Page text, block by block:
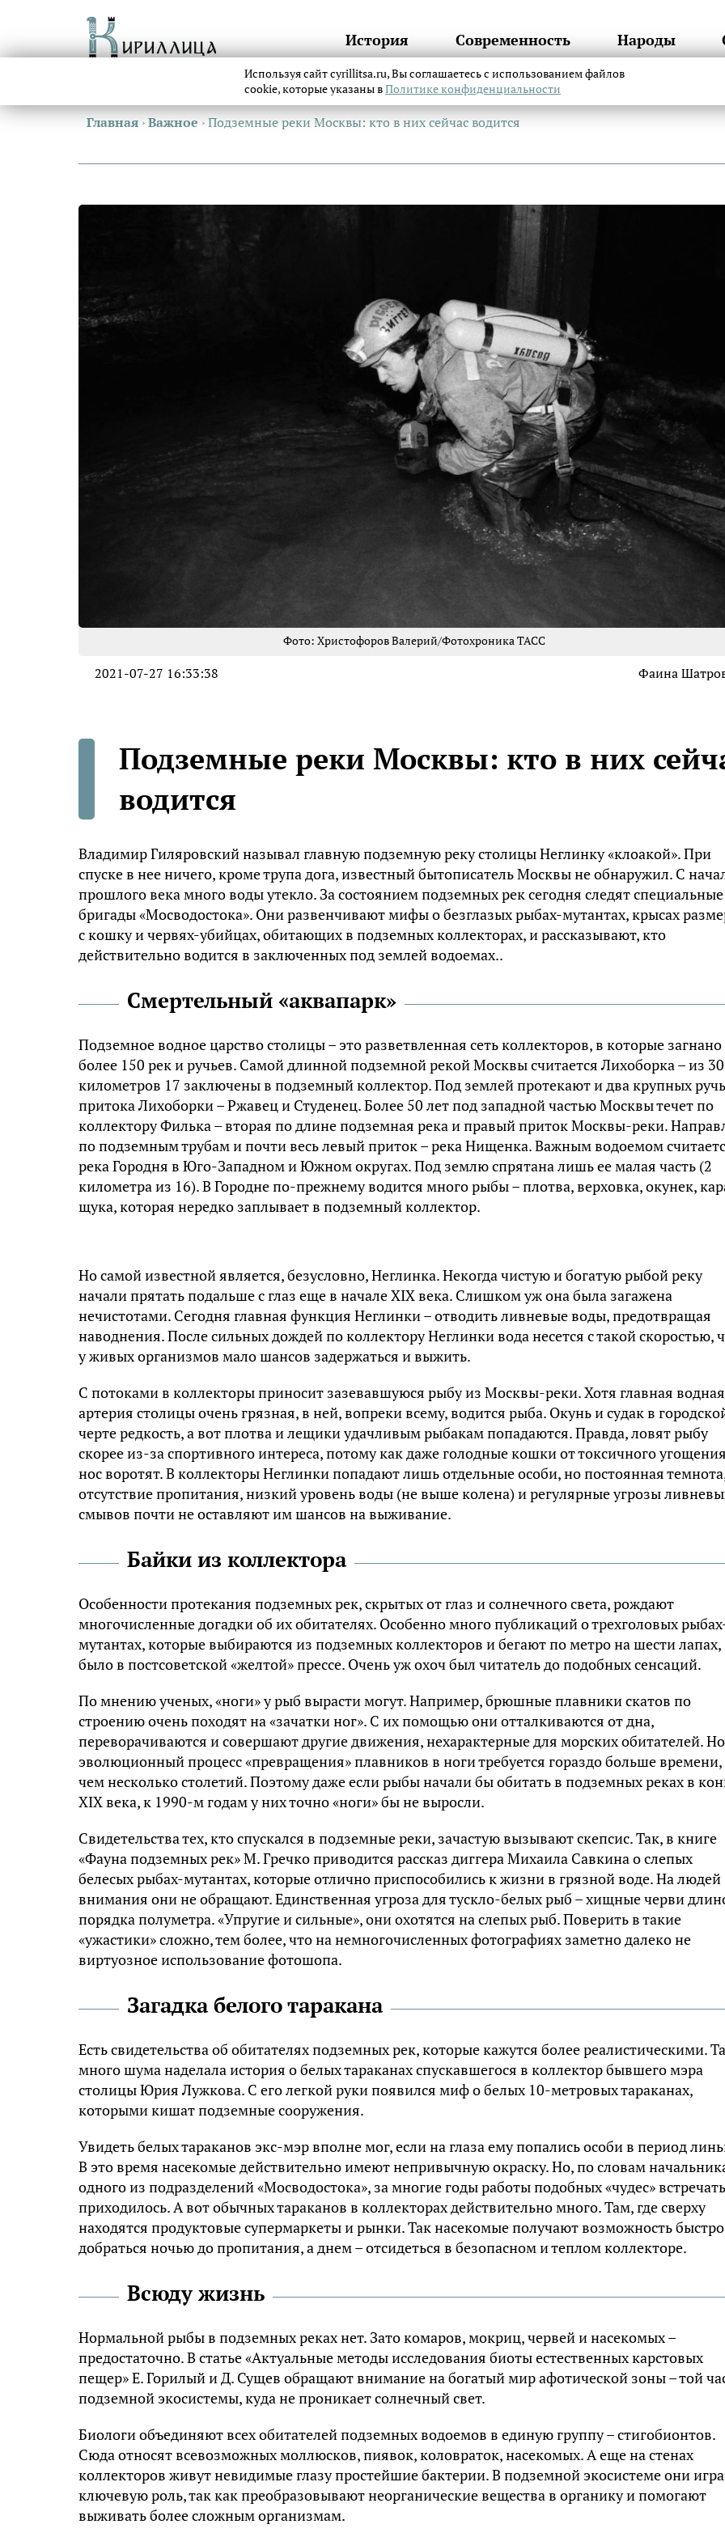
История Современность Народы
Главная ›Важное ›Подземные реки Москвы: кто в них сейчас водится
Фото: Христофоров Валерий/Фотохроника ТАСС
2021-07-27 16:33:38 Фаина
Подземные реки Москвы: кто в них
водится
Владимир Гиляровский называл главную подземную реку столицы Неглинку «клоакой». При
спуске в нее ничего, кроме трупа дога, известный бытописатель Москвы не обнаружил. С
прошлого века много воды утекло. За состоянием подземных рек сегодня следят специальные
бригады «Мосводостока». Они развенчивают мифы о безглазых рыбах-мутантах, крысах
с кошку и червях-убийцах, обитающих в подземных коллекторах, и рассказывают, кто
действительно водится в заключенных под землей водоемах..
Смертельный «аквапарк»
Подземное водное царство столицы – это разветвленная сеть коллекторов, в которые загнано
более 150 рек и ручьев. Самой длинной подземной рекой Москвы считается Лихоборка – из 30
километров 17 заключены в подземный коллектор. Под землей протекают и два крупных
притока Лихоборки – Ржавец и Студенец. Более 50 лет под западной частью Москвы течет по
коллектору Филька – вторая по длине подземная река и правый приток Москвы-реки.
по подземным трубам и почти весь левый приток – река Нищенка. Важным водоемом
река Городня в Юго-Западном и Южном округах. Под землю спрятана лишь ее малая часть (2
километра из 16). В Городне по-прежнему водится много рыбы – плотва, верховка, окунек,
щука, которая нередко заплывает в подземный коллектор.
Но самой известной является, безусловно, Неглинка. Некогда чистую и богатую рыбой реку
начали прятать подальше с глаз еще в начале XIX века. Слишком уж она была загажена
нечистотами. Сегодня главная функция Неглинки – отводить ливневые воды, предотвращая
наводнения. После сильных дождей по коллектору Неглинки вода несется с такой скоростью,
у живых организмов мало шансов задержаться и выжить.
С потоками в коллекторы приносит зазевавшуюся рыбу из Москвы-реки. Хотя главная водная
артерия столицы очень грязная, в ней, вопреки всему, водится рыба. Окунь и судак в
черте редкость, а вот плотва и лещики удачливым рыбакам попадаются. Правда, ловят рыбу
скорее из-за спортивного интереса, потому как даже голодные кошки от токсичного угощения
нос воротят. В коллекторы Неглинки попадают лишь отдельные особи, но постоянная
отсутствие пропитания, низкий уровень воды (не выше колена) и регулярные угрозы
смывов почти не оставляют им шансов на выживание.
Байки из коллектора
Особенности протекания подземных рек, скрытых от глаз и солнечного света, рождают
многочисленные догадки об их обитателях. Особенно много публикаций о трехголовых
мутантах, которые выбираются из подземных коллекторов и бегают по метро на шести лапах,
было в постсоветской «желтой» прессе. Очень уж охоч был читатель до подобных сенсаций.
По мнению ученых, «ноги» у рыб вырасти могут. Например, брюшные плавники скатов по
строению очень походят на «зачатки ног». С их помощью они отталкиваются от дна,
переворачиваются и совершают другие движения, нехарактерные для морских обитателей.
эволюционный процесс «превращения» плавников в ноги требуется гораздо больше времени,
чем несколько столетий. Поэтому даже если рыбы начали бы обитать в подземных реках в
XIX века, к 1990-м годам у них точно «ноги» бы не выросли.
Свидетельства тех, кто спускался в подземные реки, зачастую вызывают скепсис. Так, в книге
«Фауна подземных рек» М. Гречко приводится рассказ диггера Михаила Савкина о слепых
белесых рыбах-мутантах, которые отлично приспособились к жизни в грязной воде. На людей
внимания они не обращают. Единственная угроза для тускло-белых рыб – хищные черви
порядка полуметра. «Упругие и сильные», они охотятся на слепых рыб. Поверить в такие
«ужастики» сложно, тем более, что на немногочисленных фотографиях заметно далеко не
виртуозное использование фотошопа.
Загадка белого таракана
Есть свидетельства об обитателях подземных рек, которые кажутся более реалистическими.
много шума наделала история о белых тараканах спускавшегося в коллектор бывшего мэра
столицы Юрия Лужкова. С его легкой руки появился миф о белых 10-метровых тараканах,
которыми кишат подземные сооружения.
Увидеть белых тараканов экс-мэр вполне мог, если на глаза ему попались особи в период
В это время насекомые действительно имеют непривычную окраску. Но, по словам
одного из подразделений «Мосводостока», за многие годы работы подобных «чудес»
приходилось. А вот обычных тараканов в коллекторах действительно много. Там, где сверху
находятся продуктовые супермаркеты и рынки. Так насекомые получают возможность быстро
добраться ночью до пропитания, а днем – отсидеться в безопасном и теплом коллекторе.
Всюду жизнь
Нормальной рыбы в подземных реках нет. Зато комаров, мокриц, червей и насекомых –
предостаточно. В статье «Актуальные методы исследования биоты естественных карстовых
пещер» Е. Горилый и Д. Сущев обращают внимание на богатый мир афотической зоны – той
подземной экосистемы, куда не проникает солнечный свет.
Биологи объединяют всех обитателей подземных водоемов в единую группу – стигобионтов.
Сюда относят всевозможных моллюсков, пиявок, коловраток, насекомых. А еще на стенах
коллекторов живут невидимые глазу простейшие бактерии. В подземной экосистеме они
ключевую роль, так как преобразовывают неорганические вещества в органику и помогают
выживать более сложным организмам.
Используя сайт cyrillitsa.ru, Вы соглашаетесь с использованием файлов
cookie, которые указаны вПолитике конфиденциальности